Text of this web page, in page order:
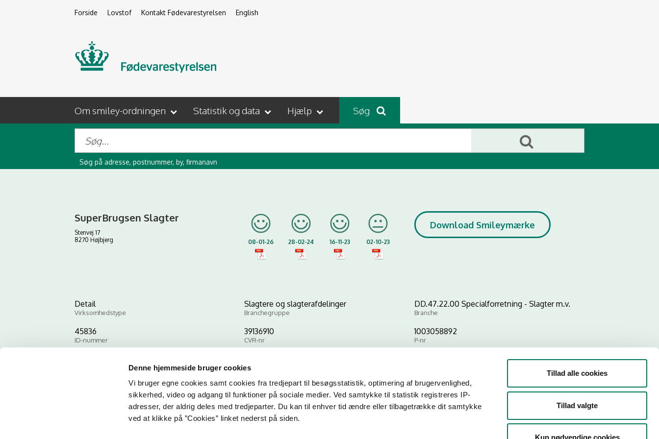
Denne hjemmeside bruger cookies
Vi bruger egne cookies samt cookies fra tredjepart til besøgsstatistik, optimering af brugervenlighed,
sikkerhed, video og adgang til funktioner på sociale medier. Ved samtykke til statistik registreres IP-
adresser, der aldrig deles med tredjeparter. Du kan til enhver tid ændre eller tilbagetrække dit samtykke
ved at klikke på ”Cookies” linket nederst på siden.
Tillad alle cookies
Tillad valgte
Kun nødvendige cookies
Forside Lovstof Kontakt Fødevarestyrelsen English
Om smiley-ordningen Statistik og data Hjælp Søg
Søg på adresse, postnummer, by, firmanavn
SuperBrugsen Slagter
Stenvej 17
8270 Højbjerg
08-01-26 28-02-24 16-11-23 02-10-23
Download Smileymærke
Detail
Virksomhedstype
Slagtere og slagterafdelinger
Branchegruppe
DD.47.22.00 Specialforretning - Slagter m.v.
Branche
45836
ID-nummer
39136910
CVR-nr
1003058892
P-nr
Kopier link til at indsætte på virksomhedens hjemmeside